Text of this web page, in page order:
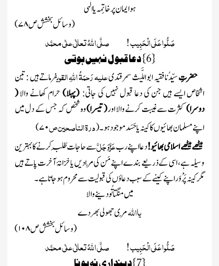
ہو ایمان پر خاتِمہ یاالٰہی
(وسائل بخشش ص۷۸)
صَلُّوا عَلَی الْحَبِیب ! صلَّی اللہُ تعالٰی علٰی محمَّد
{
6} دعا قبول نہیں ہوتی
حضرتِسیِّدُنا فقیہ ابو اللَّیث سمر قندیعلیہ رَحمَۃُ اللہِ القویفرماتے ہیں : تین
اشخاص ایسے ہیں جن کی دعا قبول نہیں کی جاتی: (پہلا)حرام کھانے والا(
دوسرا)کثرت سے غیبت کرنے والا اور( تیسرا)وہ شخص کہ جس کے دل میں
اپنے مسلمان بھائیوں کا کینہ یا حَسَد موجود ہو ۔(درۃ الناصحین ص۷۰)
میٹھے میٹھے اسلامی بھائیو!دعا اپنے ربعَزَّوَجَلَّسے حاجات طَلَب کرنےکا بہترین
وسیلہ ہے ، اسی کے ذریعے بندے اپنے مَن کی مُرادیں یا خزانۂ آخرت پاتے ہیں
مگر کینہ پَرْوَر اپنے کینے کے سبب دعاؤں کی قبولیت سے محروم ہوجاتا ہے ۔
میں منگتا تُو دینے والا
یااللہمِری جھولی بھر دے
(وسائل بخشش ص۱۰۸)
صَلُّوا عَلَی الْحَبِیب ! صلَّی اللہُ تعالٰی علٰی محمَّد
{
7
}دینداری نہ ہونا